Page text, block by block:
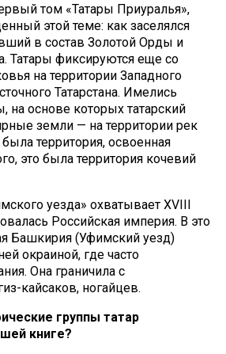
том «Татары Приуралья»,
этой теме: как заселялся
в состав Золотой Орды и
Татары фиксируются еще со
на территории Западного
Татарстана. Имелись
на основе которых татарский
земли — на территории рек
территория, освоенная
это была территория кочевий
уезда» охватывает XVIII
Российская империя. В это
Башкирия (Уфимский уезд)
окраиной, где часто
Она граничила с
кайсаков, ногайцев.
группы татар
книге?